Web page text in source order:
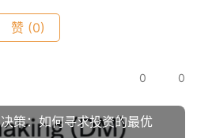
赞 (0)
0 0
策：如何寻求投资的最优